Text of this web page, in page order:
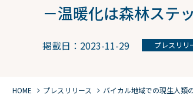
－温暖化は森林ステ
掲載日：2023-11-29 プレスリリ
HOME chevron_right プレスリリース chevron_right バイカル地域での現生人類